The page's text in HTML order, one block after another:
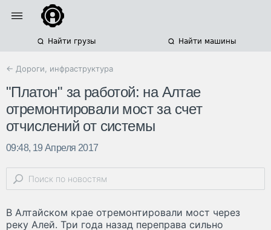
Найти грузы Найти машины
← Дороги, инфраструктура
"Платон" за работой: на Алтае
отремонтировали мост за счет
отчислений от системы
09:48, 19 Апреля 2017
В Алтайском крае отремонтировали мост через
реку Алей. Три года назад переправа сильно